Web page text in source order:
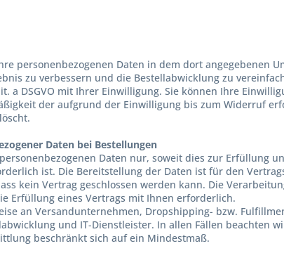
personenbezogenen Daten in dem dort angegebenen
zu verbessern und die Bestellabwicklung zu
a DSGVO mit Ihrer Einwilligung. Sie können Ihre
der aufgrund der Einwilligung bis zum Widerruf
Daten bei Bestellungen
Daten nur, soweit dies zur Erfüllung
ist. Die Bereitstellung der Daten ist für den
kein Vertrag geschlossen werden kann. Die
Erfüllung eines Vertrags mit Ihnen erforderlich.
an Versandunternehmen, Dropshipping- bzw.
und IT-Dienstleister. In allen Fällen beachten
beschränkt sich auf ein Mindestmaß.